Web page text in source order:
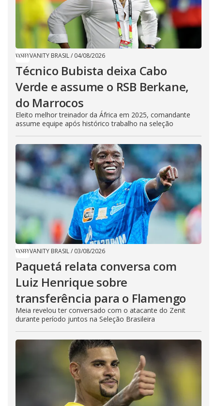
VANITY BRASIL/ 04/08/2026
Técnico Bubista deixa Cabo
Verde e assume o RSB Berkane,
do Marrocos
Eleito melhor treinador da África em 2025, comandante
assume equipe após histórico trabalho na seleção
VANITY BRASIL/ 03/08/2026
Paquetá relata conversa com
Luiz Henrique sobre
transferência para o Flamengo
Meia revelou ter conversado com o atacante do Zenit
durante período juntos na Seleção Brasileira